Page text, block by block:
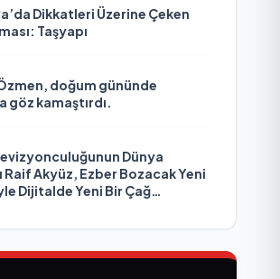
Dikkatleri Üzerine Çeken
Taşyapı
doğum gününde
göz kamaştırdı.
Dünya
Raif Akyüz, Ezber Bozacak Yeni
Dijitalde Yeni Bir Çağ